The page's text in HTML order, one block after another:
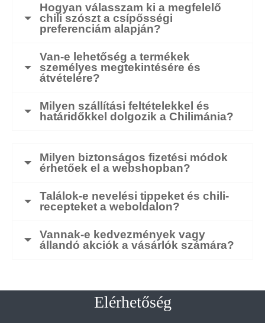
Hogyan válasszam ki a megfelelő
chili szószt a csípősségi
preferenciám alapján?
Van-e lehetőség a termékek
személyes megtekintésére és
átvételére?
Milyen szállítási feltételekkel és
határidőkkel dolgozik a Chilimánia?
Milyen biztonságos fizetési módok
érhetőek el a webshopban?
Találok-e nevelési tippeket és chili-
recepteket a weboldalon?
Vannak-e kedvezmények vagy
állandó akciók a vásárlók számára?
Elérhetőség